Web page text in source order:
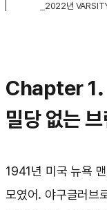
_2022년
Chapter 1.
밀당 없는
1941년 미국 뉴욕
모였어. 야구글러브